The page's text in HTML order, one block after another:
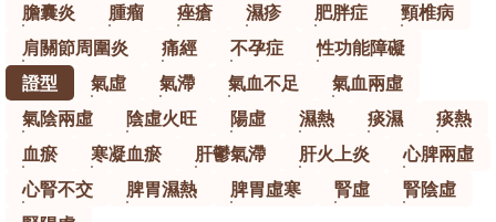
膽囊炎
腫瘤 痤瘡 濕疹 肥胖症
頸椎病
肩關節周圍炎
痛經 不孕症
性功能障礙
證型
氣虛 氣滯 氣血不足
氣血兩虛
氣陰兩虛
陰虛火旺 陽虛 濕熱 痰濕
痰熱
血瘀
寒凝血瘀 肝鬱氣滯 肝火上炎
心脾兩虛
心腎不交
脾胃濕熱 脾胃虛寒 腎虛
腎陰虛